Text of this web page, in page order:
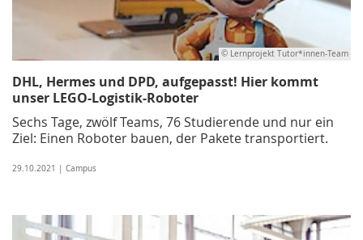
© Lernprojekt Tutor*innen-Team
DHL, Hermes und DPD, aufgepasst! Hier kommt
unser LEGO-Logistik-Roboter
Sechs Tage, zwölf Teams, 76 Studierende und nur ein
Ziel: Einen Roboter bauen, der Pakete transportiert.
29.10.2021 | Campus